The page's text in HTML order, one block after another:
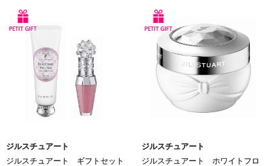
ジルスチュアート
ジルスチュアート ギフトセット
ジルスチュアート
ジルスチュアート ホワイトフロ